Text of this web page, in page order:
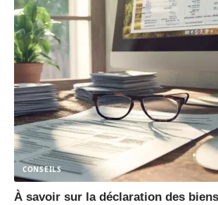
CONSEILS
À savoir sur la déclaration des